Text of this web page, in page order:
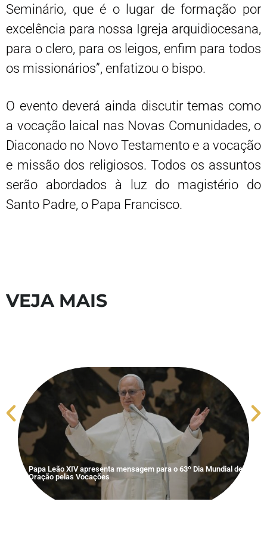
Seminário, que é o lugar de formação por
excelência para nossa Igreja arquidiocesana,
para o clero, para os leigos, enfim para todos
os missionários”, enfatizou o bispo.
O evento deverá ainda discutir temas como
a vocação laical nas Novas Comunidades, o
Diaconado no Novo Testamento e a vocação
e missão dos religiosos. Todos os assuntos
serão abordados à luz do magistério do
Santo Padre, o Papa Francisco.
VEJA MAIS
Papa Leão XIV apresenta mensagem para o 63º Dia Mundial de
Oração pelas Vocações